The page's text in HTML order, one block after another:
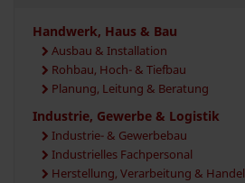
Handwerk, Haus & Bau
Ausbau & Installation
Rohbau, Hoch- & Tiefbau
Planung, Leitung & Beratung
Industrie, Gewerbe & Logistik
Industrie- & Gewerbebau
Industrielles Fachpersonal
Herstellung, Verarbeitung & Handel